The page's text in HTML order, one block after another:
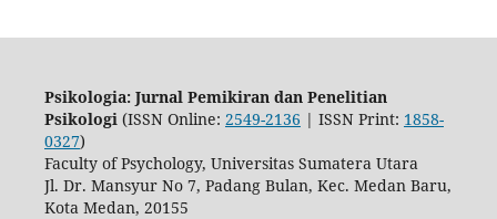
Psikologia: Jurnal Pemikiran dan Penelitian
Psikologi(ISSN Online: 2549-2136 | ISSN Print: 1858-
0327)
Faculty of Psychology, Universitas Sumatera Utara
Jl. Dr. Mansyur No 7, Padang Bulan, Kec. Medan Baru,
Kota Medan, 20155